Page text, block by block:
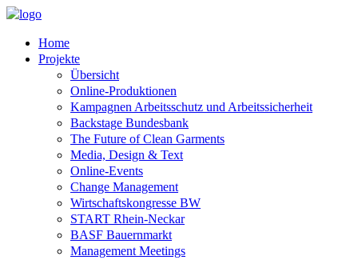
Home
Projekte
Übersicht
Online-Produktionen
Kampagnen Arbeitsschutz und Arbeitssicherheit
Backstage Bundesbank
The Future of Clean Garments
Media, Design & Text
Online-Events
Change Management
Wirtschaftskongresse BW
START Rhein-Neckar
BASF Bauernmarkt
Management Meetings